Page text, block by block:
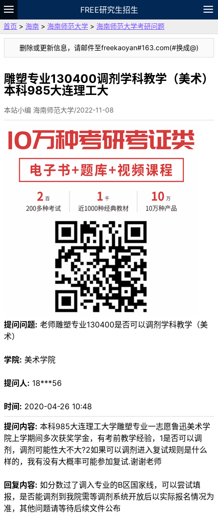
FREE研究生招生
题库
故事 专题 APP 笔记
论坛
VIP
资料
首页 > 海南 > 海南师范大学 > 海南师范大学考研问题
删除或更新信息，请邮件至freekaoyan#163.com(#换成@)
雕塑专业130400调剂学科教学（美术）
本科985大连理工大
本站小编 海南师范大学/2022-11-08
提问问题: 老师雕塑专业130400是否可以调剂学科教学（美
术）
学院: 美术学院
提问人: 18***56
时间: 2020-04-26 10:48
提问内容: 本科985大连理工大学雕塑专业一志愿鲁迅美术学
院上学期间多次获奖学金，有考前教学经验，1是否可以调
剂，调剂可能性大不大?2如果可以调剂进入复试规则是什么
样的，我有没有大概率可能参加复试.谢谢老师
回复内容: 如分数过了调入专业的B区国家线，可以尝试填
报，是否能调剂到我院需等调剂系统开放后以实际报名情况为
准，其他问题请等待后续文件公布